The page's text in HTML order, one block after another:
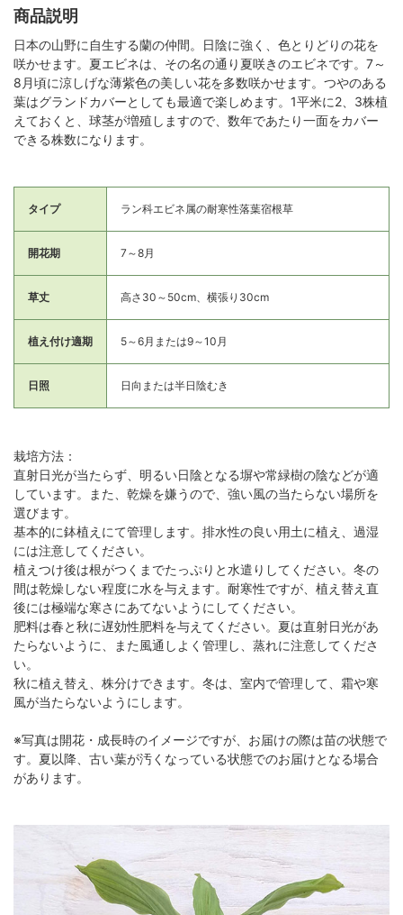
商品説明
日本の山野に自生する蘭の仲間。日陰に強く、色とりどりの花を
咲かせます。夏エビネは、その名の通り夏咲きのエビネです。7～
8月頃に涼しげな薄紫色の美しい花を多数咲かせます。つやのある
葉はグランドカバーとしても最適で楽しめます。1平米に2、3株植
えておくと、球茎が増殖しますので、数年であたり一面をカバー
できる株数になります。
タイプ ラン科エビネ属の耐寒性落葉宿根草
開花期 7～8月
草丈 高さ30～50cm、横張り30cm
植え付け適期 5～6月または9～10月
日照 日向または半日陰むき
栽培方法：
直射日光が当たらず、明るい日陰となる塀や常緑樹の陰などが適
しています。また、乾燥を嫌うので、強い風の当たらない場所を
選びます。
基本的に鉢植えにて管理します。排水性の良い用土に植え、過湿
には注意してください。
植えつけ後は根がつくまでたっぷりと水遣りしてください。冬の
間は乾燥しない程度に水を与えます。耐寒性ですが、植え替え直
後には極端な寒さにあてないようにしてください。
肥料は春と秋に遅効性肥料を与えてください。夏は直射日光があ
たらないように、また風通しよく管理し、蒸れに注意してくださ
い。
秋に植え替え、株分けできます。冬は、室内で管理して、霜や寒
風が当たらないようにします。
※写真は開花・成長時のイメージですが、お届けの際は苗の状態で
す。夏以降、古い葉が汚くなっている状態でのお届けとなる場合
があります。